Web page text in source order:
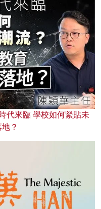
代來臨 學校如何緊貼未
？